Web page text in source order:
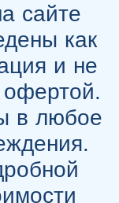
сайте
как
и не
офертой.
в любое